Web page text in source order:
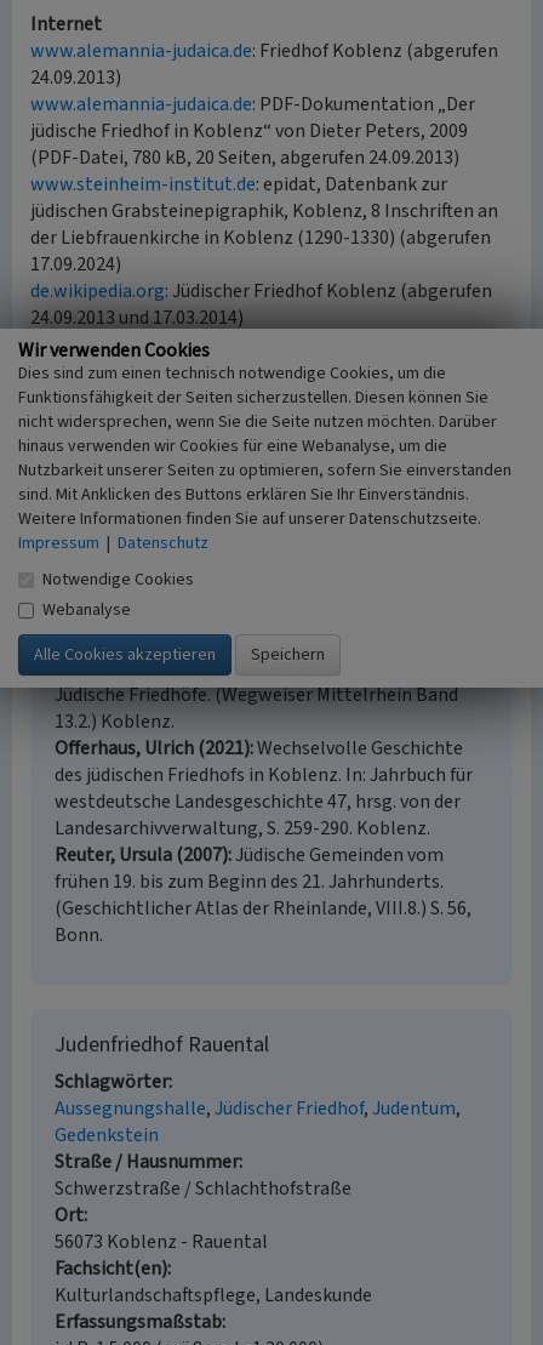
Internet
www.alemannia-judaica.de: Friedhof Koblenz (abgerufen
24.09.2013)
www.alemannia-judaica.de: PDF-Dokumentation „Der
jüdische Friedhof in Koblenz“ von Dieter Peters, 2009
(PDF-Datei, 780 kB, 20 Seiten, abgerufen 24.09.2013)
www.steinheim-institut.de: epidat, Datenbank zur
jüdischen Grabsteinepigraphik, Koblenz, 8 Inschriften an
der Liebfrauenkirche in Koblenz (1290-1330) (abgerufen
17.09.2024)
de.wikipedia.org: Jüdischer Friedhof Koblenz (abgerufen
24.09.2013 und 17.03.2014)
Literatur
Generaldirektion Kulturelles Erbe Rheinland-Pfalz
(Hrsg.) (2023) Nachrichtliches Verzeichnis der
Kulturdenkmäler, Kreisfreie Stadt Koblenz.
Denkmalverzeichnis kreisfreie Stadt Koblenz, 2. Juni
2023. S. 28, Mainz. Online verfügbar:
denkmallisten.gdke-rlp.de/Koblenz
16.06.2023
Huyer, Michael / Rheinischer Verein für
Denkmalpflege und Landschaftsschutz (Hrsg.)
(2006) Zur Geschichte der Juden am Mittelrhein:
Jüdische Friedhöfe. (Wegweiser Mittelrhein Band
13.2.) Koblenz.
Offerhaus, Ulrich (2021) Wechselvolle Geschichte
des jüdischen Friedhofs in Koblenz. In: Jahrbuch für
westdeutsche Landesgeschichte 47, hrsg. von der
Landesarchivverwaltung, S. 259-290. Koblenz.
Reuter, Ursula (2007) Jüdische Gemeinden vom
frühen 19. bis zum Beginn des 21. Jahrhunderts.
(Geschichtlicher Atlas der Rheinlande, VIII.8.) S. 56,
Bonn.
Judenfriedhof Rauental
Schlagwörter
Aussegnungshalle Jüdischer Friedhof Judentum
Gedenkstein
Straße / Hausnummer
Schwerzstraße / Schlachthofstraße
Ort
56073 Koblenz - Rauental
Fachsicht(en)
Kulturlandschaftspflege, Landeskunde
Erfassungsmaßstab
Wir verwenden Cookies
Dies sind zum einen technisch notwendige Cookies, um die
Funktionsfähigkeit der Seiten sicherzustellen. Diesen können Sie
nicht widersprechen, wenn Sie die Seite nutzen möchten. Darüber
hinaus verwenden wir Cookies für eine Webanalyse, um die
Nutzbarkeit unserer Seiten zu optimieren, sofern Sie einverstanden
sind. Mit Anklicken des Buttons erklären Sie Ihr Einverständnis.
Weitere Informationen finden Sie auf unserer Datenschutzseite.
Impressum | Datenschutz
Notwendige Cookies
Webanalyse